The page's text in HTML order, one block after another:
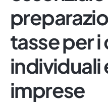
tasse per
individuali
imprese